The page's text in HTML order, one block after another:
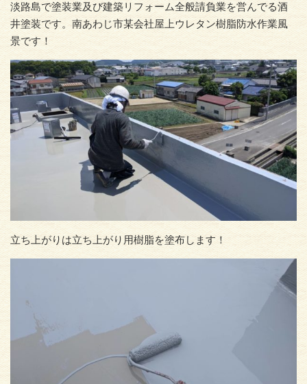
淡路島で塗装業及び建築リフォーム全般請負業を営んでる酒
井塗装です。南あわじ市某会社屋上ウレタン樹脂防水作業風
景です！
立ち上がりは立ち上がり用樹脂を塗布します！